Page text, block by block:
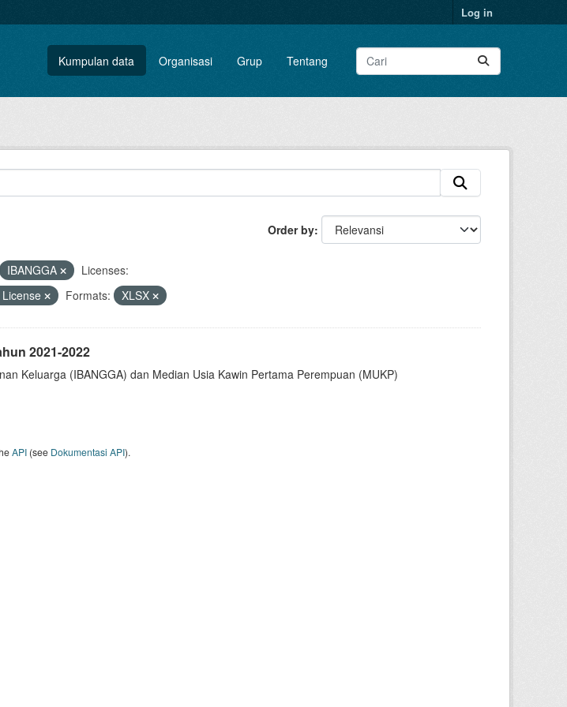
Log in
Kumpulan data Organisasi Grup Tentang
Order by
IBANGGA
Licenses:
Formats: XLSX
2021-2022
Keluarga (IBANGGA) dan Median Usia Kawin Pertama Perempuan (MUKP)
API(see Dokumentasi API).